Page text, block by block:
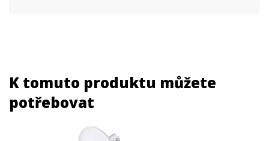
K tomuto produktu můžete
potřebovat